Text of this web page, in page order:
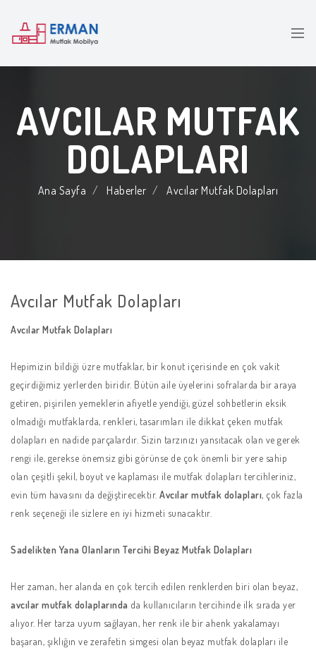
AVCILAR MUTFAK
DOLAPLARI
Ana Sayfa Haberler Avcılar Mutfak Dolapları
Avcılar Mutfak Dolapları
Avcılar Mutfak Dolapları
Hepimizin bildiği üzre mutfaklar, bir konut içerisinde en çok vakit
geçirdiğimiz yerlerden biridir. Bütün aile üyelerini sofralarda bir araya
getiren, pişirilen yemeklerin afiyetle yendiği, güzel sohbetlerin eksik
olmadığı mutfaklarda, renkleri, tasarımları ile dikkat çeken mutfak
dolapları en nadide parçalardır. Sizin tarzınızı yansıtacak olan ve gerek
rengi ile, gerekse önemsiz gibi görünse de çok önemli bir yere sahip
olan çeşitli şekil, boyut ve kaplaması ile mutfak dolapları tercihleriniz,
evin tüm havasını da değiştirecektir. Avcılar mutfak dolapları, çok fazla
renk seçeneği ile sizlere en iyi hizmeti sunacaktır.
Sadelikten Yana Olanların Tercihi Beyaz Mutfak Dolapları
Her zaman, her alanda en çok tercih edilen renklerden biri olan beyaz,
avcılar mutfak dolaplarında da kullanıcıların tercihinde ilk sırada yer
alıyor. Her tarza uyum sağlayan, her renk ile bir ahenk yakalamayı
başaran, şıklığın ve zerafetin simgesi olan beyaz mutfak dolapları ile